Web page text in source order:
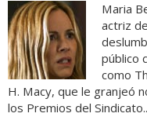
Maria
actriz
público
como
H. Macy, que le granjeó
los Premios del